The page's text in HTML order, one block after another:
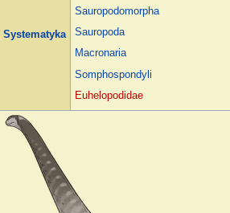
Systematyka
Sauropodomorpha
Sauropoda
Macronaria
Somphospondyli
Euhelopodidae